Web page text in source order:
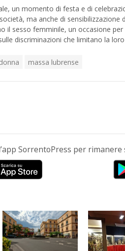
un momento di festa e di
ma anche di sensibilizzazione
il sesso femminile, un occasione
discriminazioni che limitano la
massa lubrense
SorrentoPress per